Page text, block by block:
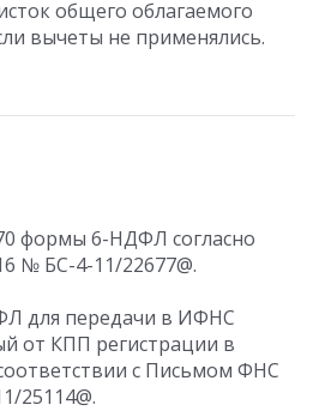
общего облагаемого
вычеты не применялись.
формы 6-НДФЛ согласно
№ БС-4-11/22677@.
для передачи в ИФНС
от КПП регистрации в
с Письмом ФНС
25114@.